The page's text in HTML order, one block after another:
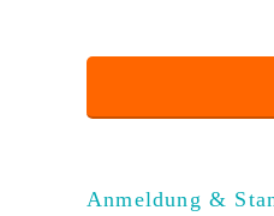
FAQ:
Flohmarkt-
Anmeldung &